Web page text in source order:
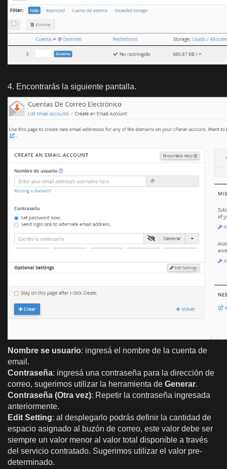
4. Encontrarás la siguiente pantalla.
Nombre se usuario: ingresá el nombre de la cuenta de
email.
Contraseña: ingresá una contraseña para la dirección de
correo, sugerimos utilizar la herramienta de Generar.
Contraseña (Otra vez): Repetir la contraseña ingresada
anteriormente.
Edit Setting: al desplegarlo podrás definir la cantidad de
espacio asignado al buzón de correo, este valor debe ser
siempre un valor menor al valor total disponible a través
del servicio contratado. Sugerimos utilizar el valor pre-
determinado.